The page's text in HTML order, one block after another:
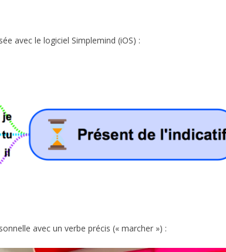
avec le logiciel Simplemind (iOS) :
avec un verbe précis (« marcher ») :